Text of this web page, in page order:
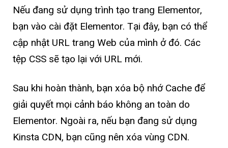
Nếu đang sử dụng trình tạo trang Elementor,
bạn vào cài đặt Elementor. Tại đây, bạn có thể
cập nhật URL trang Web của mình ở đó. Các
tệp CSS sẽ tạo lại với URL mới.
Sau khi hoàn thành, bạn xóa bộ nhớ Cache để
giải quyết mọi cảnh báo không an toàn do
Elementor. Ngoài ra, nếu bạn đang sử dụng
Kinsta CDN, bạn cũng nên xóa vùng CDN.